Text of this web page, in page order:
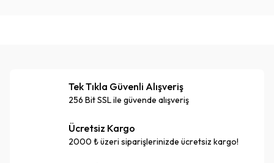
Tek Tıkla Güvenli Alışveriş
256 Bit SSL ile güvende alışveriş
Ücretsiz Kargo
2000 ₺ üzeri siparişlerinizde ücretsiz kargo!